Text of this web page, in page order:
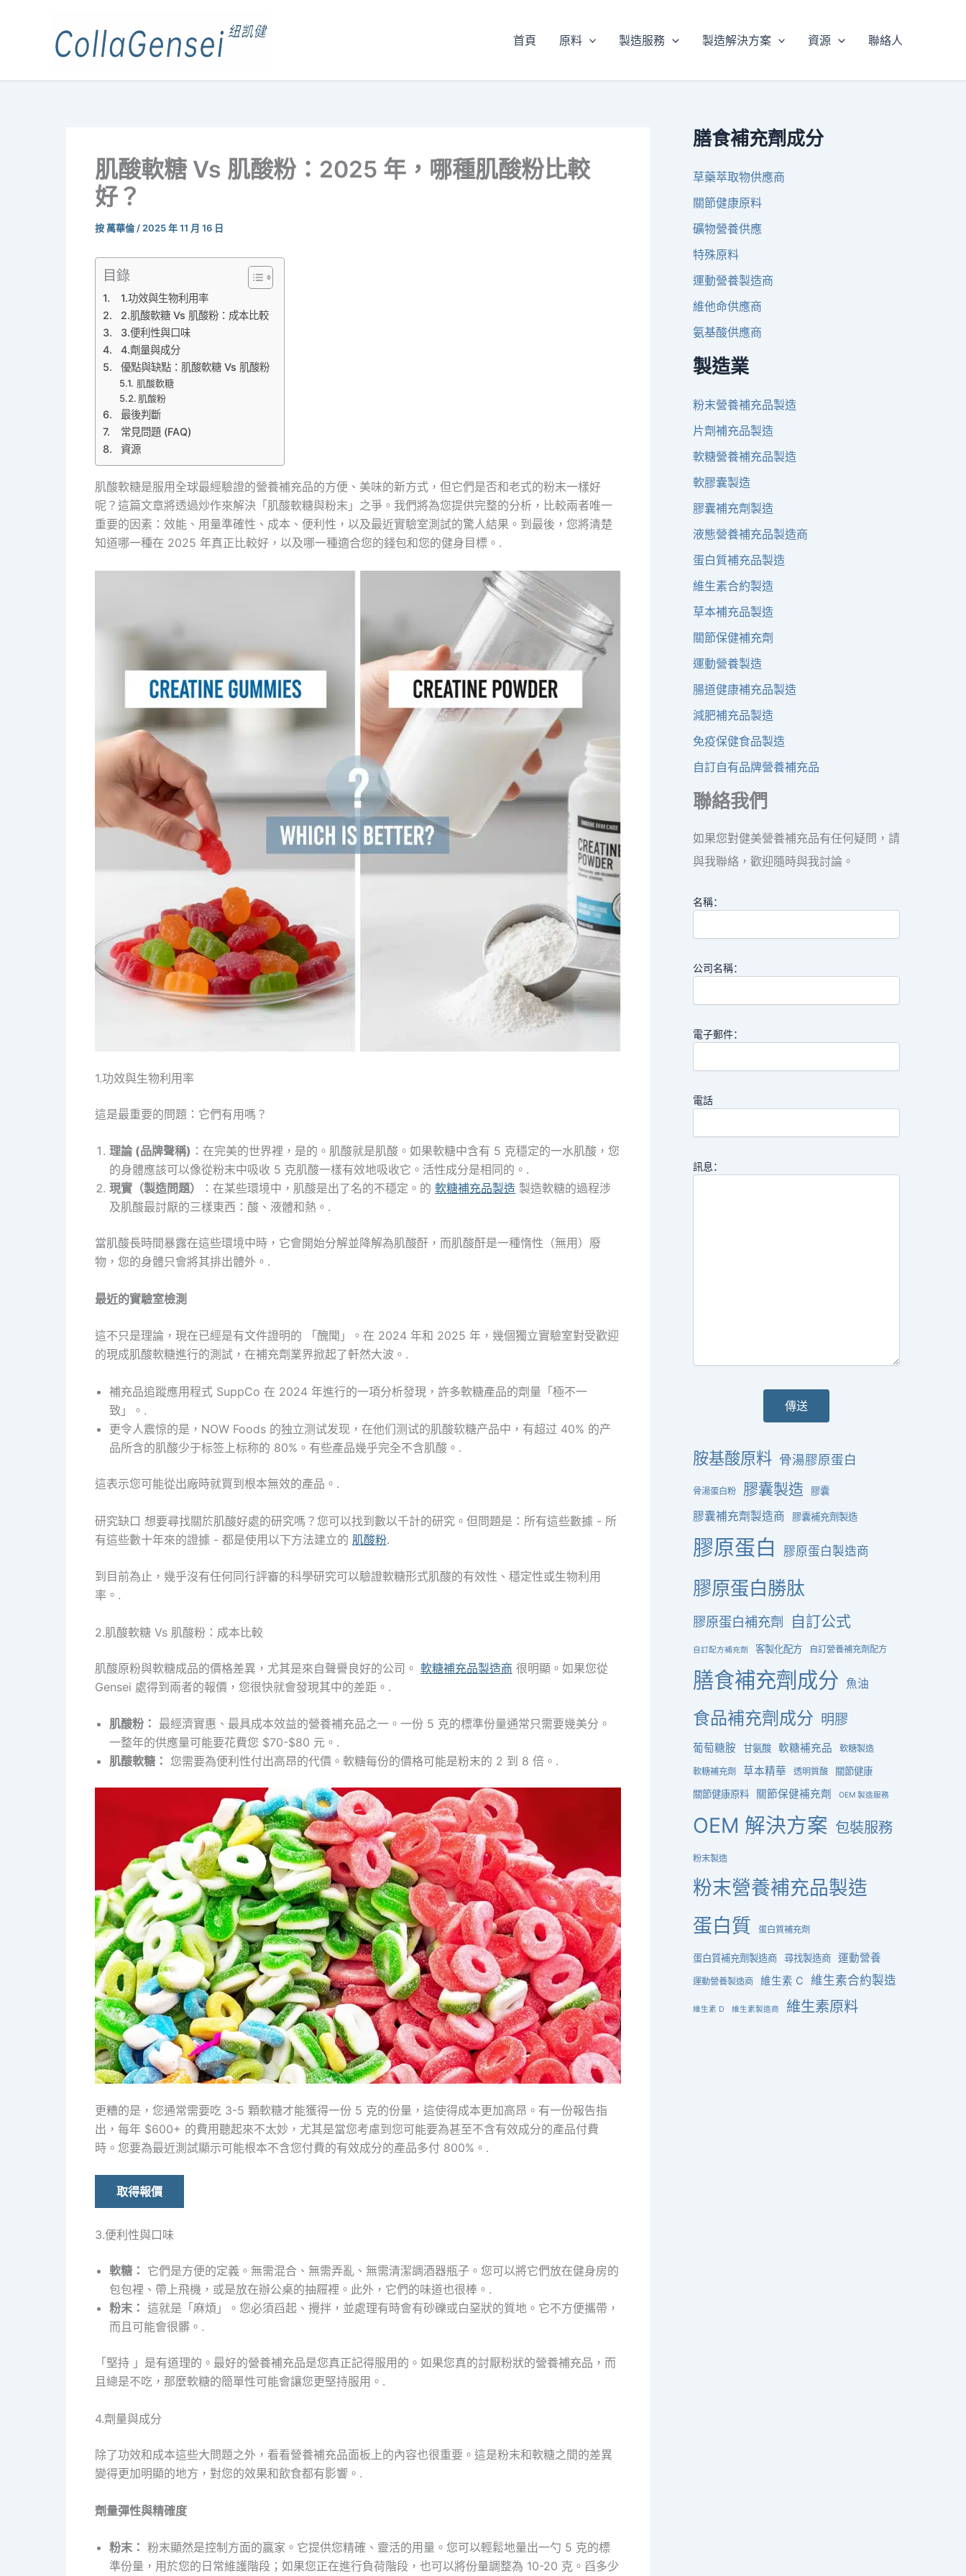
首頁 原料 製造服務 製造解決方案 資源 聯絡人
肌酸軟糖 Vs 肌酸粉：2025 年，哪種肌酸粉比較
好？
按萬華倫 / 2025 年 11 月 16 日
目錄
1.功效與生物利用率
2.肌酸軟糖 Vs 肌酸粉：成本比較
3.便利性與口味
4.劑量與成分
優點與缺點：肌酸軟糖 Vs 肌酸粉
肌酸軟糖
肌酸粉
最後判斷
常見問題 (FAQ)
資源
肌酸軟糖是服用全球最經驗證的營養補充品的方便、美味的新方式，但它們是否和老式的粉末一樣好
呢？這篇文章將透過炒作來解決「肌酸軟糖與粉末」之爭。我們將為您提供完整的分析，比較兩者唯一
重要的因素：效能、用量準確性、成本、便利性，以及最近實驗室測試的驚人結果。到最後，您將清楚
知道哪一種在 2025 年真正比較好，以及哪一種適合您的錢包和您的健身目標。.
1.功效與生物利用率
這是最重要的問題：它們有用嗎？
理論 (品牌聲稱) ：在完美的世界裡，是的。肌酸就是肌酸。如果軟糖中含有 5 克穩定的一水肌酸，您
的身體應該可以像從粉末中吸收 5 克肌酸一樣有效地吸收它。活性成分是相同的。.
現實（製造問題）
：在某些環境中，肌酸是出了名的不穩定。的 軟糖補充品製造 製造軟糖的過程涉
及肌酸最討厭的三樣東西：酸、液體和熱。.
當肌酸長時間暴露在這些環境中時，它會開始分解並降解為肌酸酐，而肌酸酐是一種惰性（無用）廢
物，您的身體只會將其排出體外。.
最近的實驗室檢測
這不只是理論，現在已經是有文件證明的 「醜聞」。在 2024 年和 2025 年，幾個獨立實驗室對受歡迎
的現成肌酸軟糖進行的測試，在補充劑業界掀起了軒然大波。.
補充品追蹤應用程式 SuppCo 在 2024 年進行的一項分析發現，許多軟糖產品的劑量「極不一
致」。.
更令人震惊的是，NOW Foods 的独立测试发现，在他们测试的肌酸软糖产品中，有超过 40% 的产
品所含的肌酸少于标签上标称的 80%。有些產品幾乎完全不含肌酸。.
這表示您可能從出廠時就買到根本無效的產品。.
研究缺口 想要尋找關於肌酸好處的研究嗎？您可以找到數以千計的研究。但問題是：所有這些數據 - 所
有這些數十年來的證據 - 都是使用以下方法建立的 肌酸粉.
到目前為止，幾乎沒有任何同行評審的科學研究可以驗證軟糖形式肌酸的有效性、穩定性或生物利用
率。.
2.肌酸軟糖 Vs 肌酸粉：成本比較
肌酸原粉與軟糖成品的價格差異，尤其是來自聲譽良好的公司。 軟糖補充品製造商 很明顯。如果您從
Gensei 處得到兩者的報價，您很快就會發現其中的差距。.
肌酸粉： 最經濟實惠、最具成本效益的營養補充品之一。一份 5 克的標準份量通常只需要幾美分。
一整年的供應量可能要花費您 $70-$80 元。.
肌酸軟糖： 您需要為便利性付出高昂的代價。軟糖每份的價格可能是粉末的 2 到 8 倍。.
更糟的是，您通常需要吃 3-5 顆軟糖才能獲得一份 5 克的份量，這使得成本更加高昂。有一份報告指
出，每年 $600+ 的費用聽起來不太妙，尤其是當您考慮到您可能要為甚至不含有效成分的產品付費
時。您要為最近測試顯示可能根本不含您付費的有效成分的產品多付 800%。.
取得報價
3.便利性與口味
軟糖： 它們是方便的定義。無需混合、無需弄亂、無需清潔調酒器瓶子。您可以將它們放在健身房的
包包裡、帶上飛機，或是放在辦公桌的抽屜裡。此外，它們的味道也很棒。.
粉末： 這就是「麻煩」。您必須舀起、攪拌，並處理有時會有砂礫或白堊狀的質地。它不方便攜帶，
而且可能會很髒。.
「堅持 」是有道理的。最好的營養補充品是您真正記得服用的。如果您真的討厭粉狀的營養補充品，而
且總是不吃，那麼軟糖的簡單性可能會讓您更堅持服用。.
4.劑量與成分
除了功效和成本這些大問題之外，看看營養補充品面板上的內容也很重要。這是粉末和軟糖之間的差異
變得更加明顯的地方，對您的效果和飲食都有影響。.
劑量彈性與精確度
粉末： 粉末顯然是控制方面的贏家。它提供您精確、靈活的用量。您可以輕鬆地量出一勺 5 克的標
準份量，用於您的日常維護階段；如果您正在進行負荷階段，也可以將份量調整為 10-20 克。舀多少
膳食補充劑成分
草藥萃取物供應商
關節健康原料
礦物營養供應
特殊原料
運動營養製造商
維他命供應商
氨基酸供應商
製造業
粉末營養補充品製造
片劑補充品製造
軟糖營養補充品製造
軟膠囊製造
膠囊補充劑製造
液態營養補充品製造商
蛋白質補充品製造
維生素合約製造
草本補充品製造
關節保健補充劑
運動營養製造
腸道健康補充品製造
減肥補充品製造
免疫保健食品製造
自訂自有品牌營養補充品
聯絡我們
如果您對健美營養補充品有任何疑問，請
與我聯絡，歡迎隨時與我討論。
名稱：
公司名稱：
電子郵件：
電話
訊息：
胺基酸原料 骨湯膠原蛋白
骨湯蛋白粉 膠囊製造 膠囊
膠囊補充劑製造商 膠囊補充劑製造
膠原蛋白 膠原蛋白製造商
膠原蛋白勝肽
膠原蛋白補充劑 自訂公式
自訂配方補充劑 客製化配方 自訂營養補充劑配方
膳食補充劑成分 魚油
食品補充劑成分 明膠
葡萄糖胺 甘氨酸 軟糖補充品 軟糖製造
軟糖補充劑 草本精華 透明質酸
關節健康
關節健康原料
關節保健補充劑 OEM 製造服務
OEM 解決方案 包裝服務
粉末製造
粉末營養補充品製造
蛋白質 蛋白質補充劑
蛋白質補充劑製造商 尋找製造商 運動營養
運動營養製造商 維生素 C 維生素合約製造
維生素 D 維生素製造商 維生素原料